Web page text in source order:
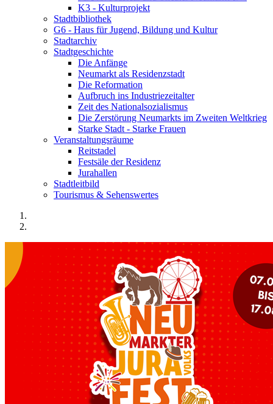
K3 - Kulturprojekt
Stadtbibliothek
G6 - Haus für Jugend, Bildung und Kultur
Stadtarchiv
Stadtgeschichte
Die Anfänge
Neumarkt als Residenzstadt
Die Reformation
Aufbruch ins Industriezeitalter
Zeit des Nationalsozialismus
Die Zerstörung Neumarkts im Zweiten Weltkrieg
Starke Stadt - Starke Frauen
Veranstaltungsräume
Reitstadel
Festsäle der Residenz
Jurahallen
Stadtleitbild
Tourismus & Sehenswertes